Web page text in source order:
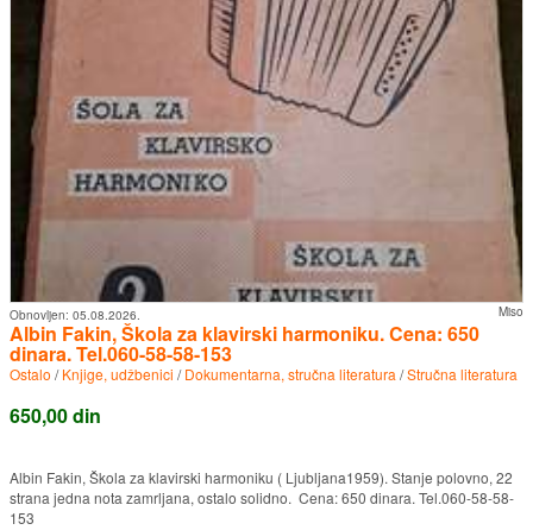
Miso
Obnovljen: 05.08.2026.
Albin Fakin, Škola za klavirski harmoniku. Cena: 650
dinara. Tel.060-58-58-153
Ostalo /Knjige, udžbenici /Dokumentarna, stručna literatura /Stručna literatura
650,00 din
Albin Fakin, Škola za klavirski harmoniku ( Ljubljana1959). Stanje polovno, 22
strana jedna nota zamrljana, ostalo solidno. Cena: 650 dinara. Tel.060-58-58-
153